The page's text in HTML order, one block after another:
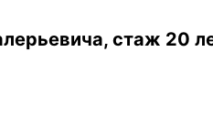
стаж 20